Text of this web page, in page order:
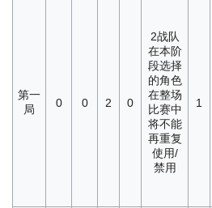
第一
局
0 0 2 0
2战队
在本阶
段选择
的角色
在整场
比赛中
将不能
再重复
使用/
禁用
1